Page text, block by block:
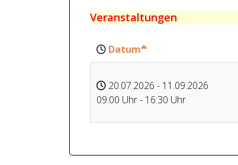
Veranstaltungen
Datum
20.07.2026 - 11.09.2026
09:00 Uhr - 16:30 Uhr